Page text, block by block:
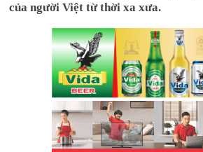
của người Việt từ thời xa xưa.